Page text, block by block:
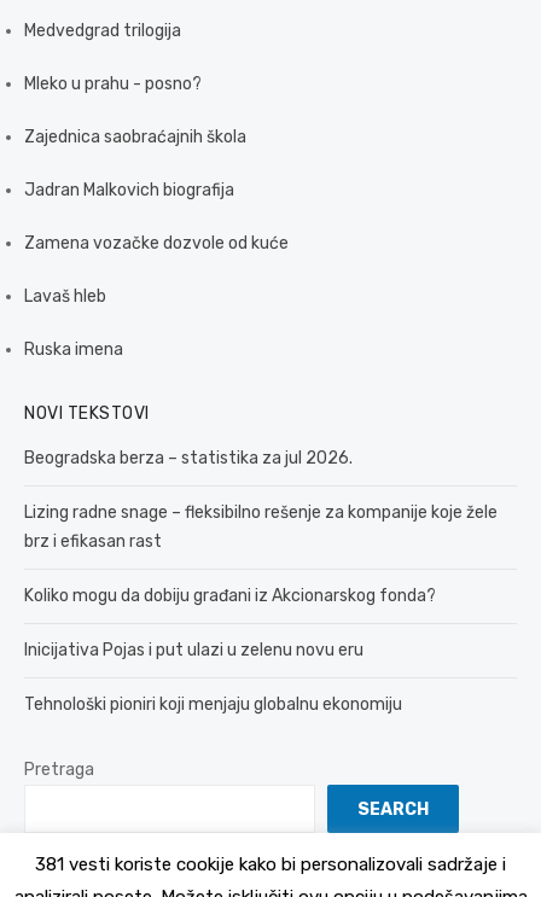
Medvedgrad trilogija
Mleko u prahu - posno?
Zajednica saobraćajnih škola
Jadran Malkovich biografija
Zamena vozačke dozvole od kuće
Lavaš hleb
Ruska imena
NOVI TEKSTOVI
Beogradska berza – statistika za jul 2026.
Lizing radne snage – fleksibilno rešenje za kompanije koje žele
brz i efikasan rast
Koliko mogu da dobiju građani iz Akcionarskog fonda?
Inicijativa Pojas i put ulazi u zelenu novu eru
Tehnološki pioniri koji menjaju globalnu ekonomiju
Pretraga
SEARCH
381 vesti koriste cookije kako bi personalizovali sadržaje i